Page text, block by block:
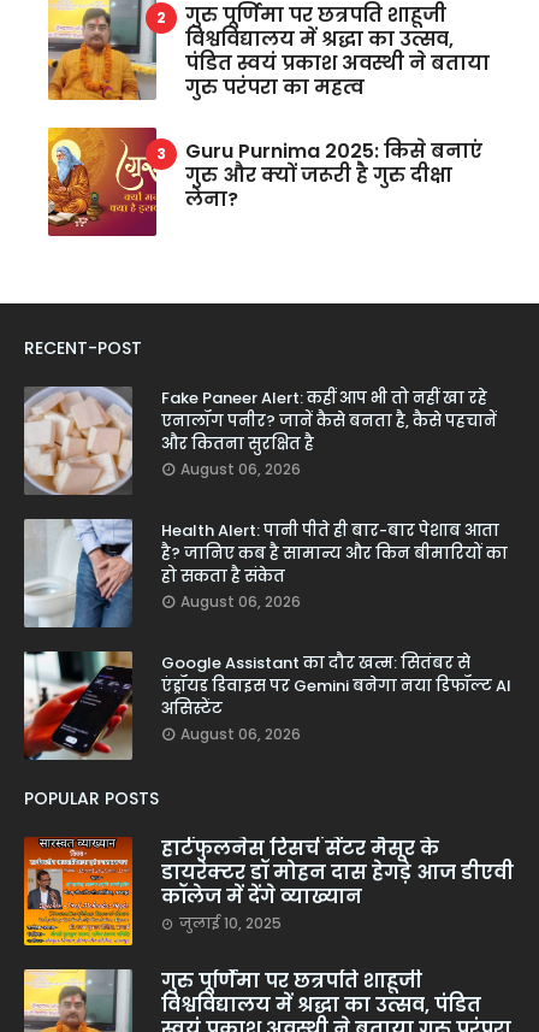
गुरु पूर्णिमा पर छत्रपति शाहूजी
विश्वविद्यालय में श्रद्धा का उत्सव,
पंडित स्वयं प्रकाश अवस्थी ने बताया
गुरु परंपरा का महत्व
Guru Purnima 2025: किसे बनाएं
गुरु और क्यों जरूरी है गुरु दीक्षा
लेना?
RECENT-POST
Fake Paneer Alert: कहीं आप भी तो नहीं खा रहे
एनालॉग पनीर? जानें कैसे बनता है, कैसे पहचानें
और कितना सुरक्षित है
August 06, 2026
Health Alert: पानी पीते ही बार-बार पेशाब आता
है? जानिए कब है सामान्य और किन बीमारियों का
हो सकता है संकेत
August 06, 2026
Google Assistant का दौर खत्म: सितंबर से
एंड्रॉयड डिवाइस पर Gemini बनेगा नया डिफॉल्ट AI
असिस्टेंट
August 06, 2026
POPULAR POSTS
हार्टफुलनेस रिसर्च सेंटर मैसूर के
डायरेक्टर डॉ मोहन दास हेगड़े आज डीएवी
कॉलेज में देंगे व्याख्यान
जुलाई 10, 2025
गुरु पूर्णिमा पर छत्रपति शाहूजी
विश्वविद्यालय में श्रद्धा का उत्सव, पंडित